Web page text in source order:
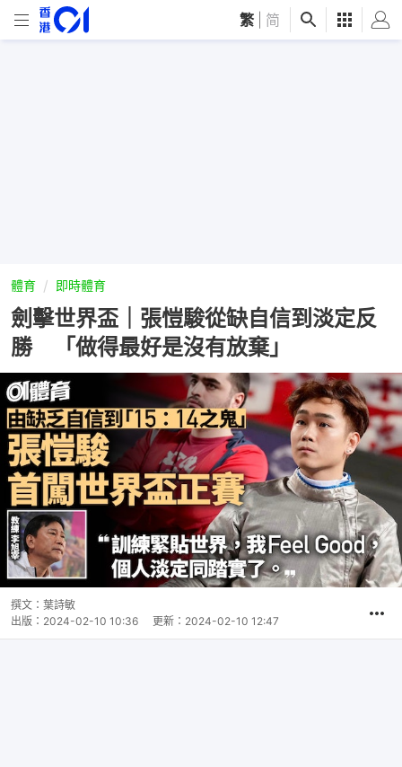
繁 简
體育 即時體育
劍擊世界盃｜張愷駿從缺自信到淡定反
勝 「做得最好是沒有放棄」
撰文： 葉詩敏
出版： 2024-02-10 10:36 更新： 2024-02-10 12:47